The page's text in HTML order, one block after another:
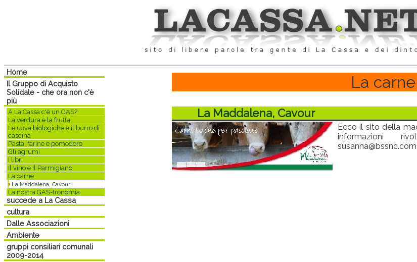
Home
Il Gruppo di Acquisto
Solidale - che ora non c'è
più
A La Cassa c'è un GAS?
La verdura e la frutta
Le uova biologiche e il burro di
cascina
Pasta, farine e pomodoro
Gli agrumi
I libri
Il vino e il Parmigiano
La carne
La Maddalena, Cavour
La nostra GAS-tronomia
succede a La Cassa
cultura
Dalle Associazioni
Ambiente
gruppi consiliari comunali
2009-2014
La carne
La Maddalena, Cavour
Ecco il sito della
informazioni